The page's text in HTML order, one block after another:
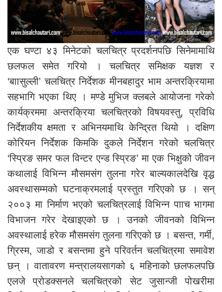
एक घण्टा ४३ मिनेटको चलचित्र प्रदर्शनपछि सिनेमामाथि
छलफल समेत गरियो । चलचित्र समिक्षक यज्ञश र
‘बाासुल्ली’ चलचित्र निर्देशक मीनबहादुर भाम अन्तरक्रियामा
सहभागि भएका थिए । मण्डे मुभिज क्लबले आयोजना गरेको
कार्यक्रममा अन्तरक्रिया चलचित्रको विषयवस्तु, प्रविधि
निर्देशकीय क्षमता र अभिनयमाथि केन्द्रित थियो । दक्षिण
कोरियन निर्देशक किमकि दुकले निर्देशन गरेको चलचित्र
‘स्प्रिङ समर फल विन्टर एन्ड स्प्रिङ’ मा एक भिक्षुको जीवन
कथालाई विभिन्न मौसमसंग तुलना गरेर बाल्यकालदेखि वृद्ध
अवस्थासम्मको घटनाक्रमलाई प्रस्तुत गरिएको छ । सन्
२००३ मा निर्माण भएको चलचित्रलाई विभिन्न पााच भागमा
विभाजन गरेर देखाइएको छ । उनको जीवनको विभिन्न
अवस्थालाई हरेक मौसमसंग तुलना गरिएको छ । बसन्त, गर्मी,
ग्रिस्म, जाडो र बसन्तमा हुने परिवर्तन चलचित्रमा समावेश
छन् । वातावरण मन्त्रालयसागको ६ महिनाको छलफलपछि
एलजे प्रोडक्सनले चलचित्रको सेट जुसान्जी पोखरीमा